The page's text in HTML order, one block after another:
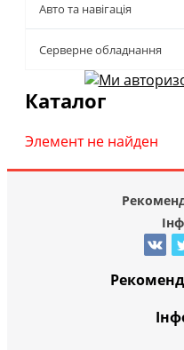
Авто та навігація
Серверне обладнання
Каталог
Элемент не найден